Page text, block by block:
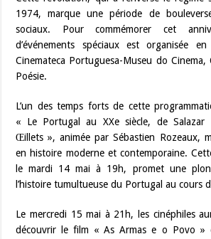
1974, marque une période de
sociaux. Pour commémorer cet
d’événements spéciaux est organisée
Cinemateca Portuguesa-Museu do Cinema,
Poésie.
L’un des temps forts de cette
« Le Portugal au XXe siècle, de
Œillets », animée par Sébastien Rozeaux,
en histoire moderne et contemporaine.
le mardi 14 mai à 19h, promet une
l’histoire tumultueuse du Portugal au cours
Le mercredi 15 mai à 21h, les cinéphiles
découvrir le film « As Armas e o Povo »